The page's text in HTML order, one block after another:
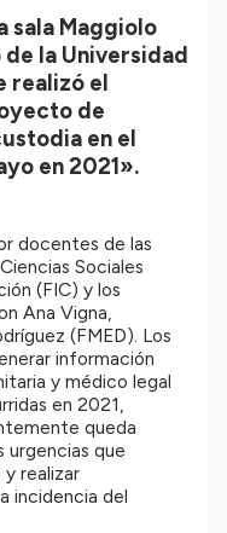
sala Maggiolo
la Universidad
realizó el
de
en el
en 2021».
docentes de las
Sociales
(FIC) y los
Ana Vigna,
(FMED). Los
información
y médico legal
en 2021,
queda
urgencias que
realizar
incidencia del